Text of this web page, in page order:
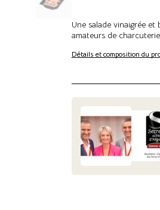
Une salade vinaigrée
amateurs de
Détails et composition du